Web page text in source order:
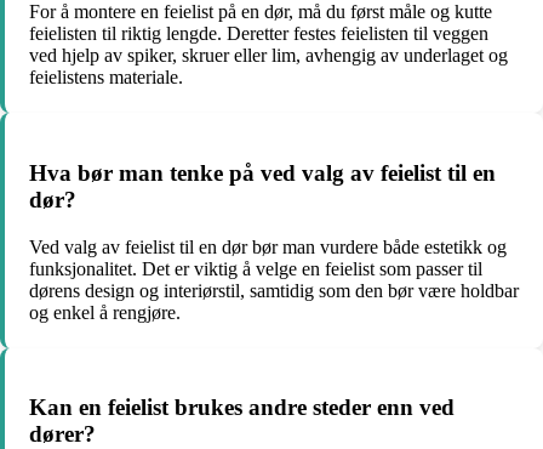
For å montere en feielist på en dør, må du først måle og kutte
feielisten til riktig lengde. Deretter festes feielisten til veggen
ved hjelp av spiker, skruer eller lim, avhengig av underlaget og
feielistens materiale.
Hva bør man tenke på ved valg av feielist til en
dør?
Ved valg av feielist til en dør bør man vurdere både estetikk og
funksjonalitet. Det er viktig å velge en feielist som passer til
dørens design og interiørstil, samtidig som den bør være holdbar
og enkel å rengjøre.
Kan en feielist brukes andre steder enn ved
dører?